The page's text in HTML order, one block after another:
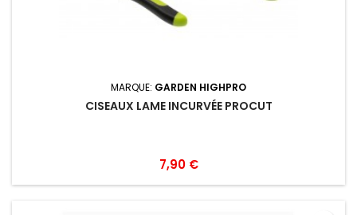
MARQUE: GARDEN HIGHPRO
CISEAUX LAME INCURVÉE PROCUT
7,90 €